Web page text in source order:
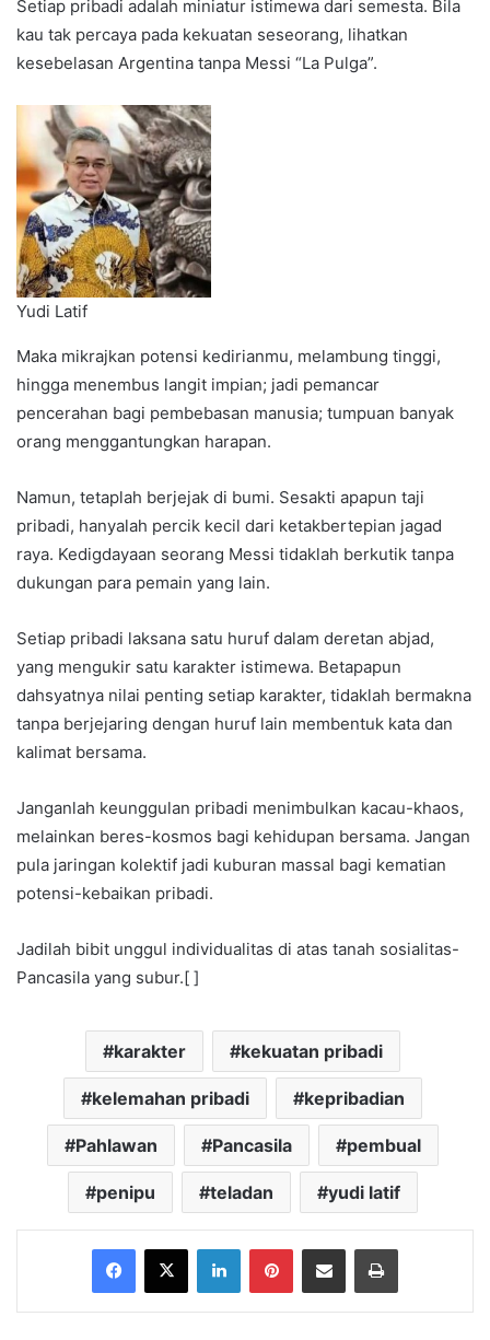
Setiap pribadi adalah miniatur istimewa dari semesta. Bila
kau tak percaya pada kekuatan seseorang, lihatkan
kesebelasan Argentina tanpa Messi “La Pulga”.
Yudi Latif
Maka mikrajkan potensi kedirianmu, melambung tinggi,
hingga menembus langit impian; jadi pemancar
pencerahan bagi pembebasan manusia; tumpuan banyak
orang menggantungkan harapan.
Namun, tetaplah berjejak di bumi. Sesakti apapun taji
pribadi, hanyalah percik kecil dari ketakbertepian jagad
raya. Kedigdayaan seorang Messi tidaklah berkutik tanpa
dukungan para pemain yang lain.
Setiap pribadi laksana satu huruf dalam deretan abjad,
yang mengukir satu karakter istimewa. Betapapun
dahsyatnya nilai penting setiap karakter, tidaklah bermakna
tanpa berjejaring dengan huruf lain membentuk kata dan
kalimat bersama.
Janganlah keunggulan pribadi menimbulkan kacau-khaos,
melainkan beres-kosmos bagi kehidupan bersama. Jangan
pula jaringan kolektif jadi kuburan massal bagi kematian
potensi-kebaikan pribadi.
Jadilah bibit unggul individualitas di atas tanah sosialitas-
Pancasila yang subur.[ ]
karakter kekuatan pribadi
kelemahan pribadi kepribadian
Pahlawan Pancasila pembual
penipu teladan yudi latif
Facebook
X LinkedInPinterestShare via Email Print